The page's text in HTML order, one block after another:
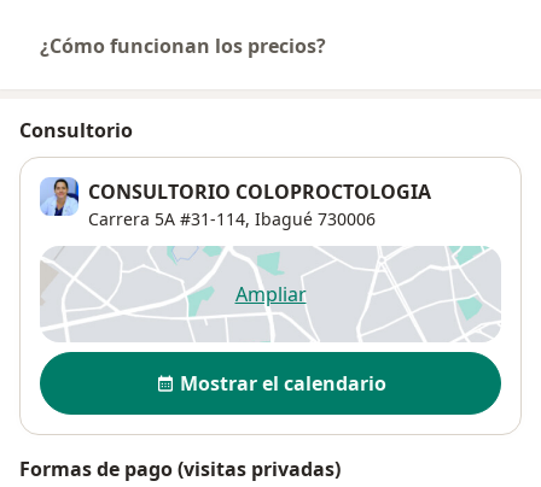
¿Cómo funcionan los precios?
Consultorio
CONSULTORIO COLOPROCTOLOGIA
Carrera 5A #31-114, Ibagué 730006
Ampliarse abre en una nueva
Disponibilidad
Mostrar el calendario
Formas de pago (visitas privadas)